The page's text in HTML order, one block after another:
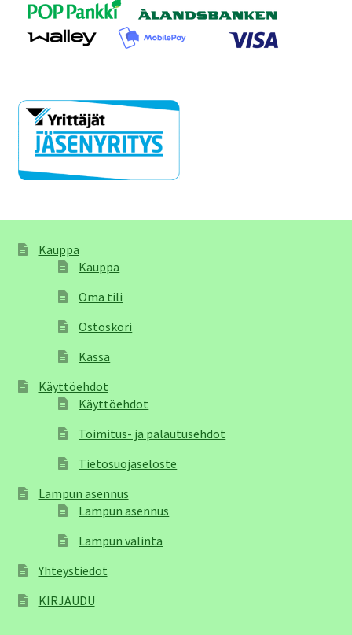
Kauppa
Kauppa
Oma tili
Ostoskori
Kassa
Käyttöehdot
Käyttöehdot
Toimitus- ja palautusehdot
Tietosuojaseloste
Lampun asennus
Lampun asennus
Lampun valinta
Yhteystiedot
KIRJAUDU